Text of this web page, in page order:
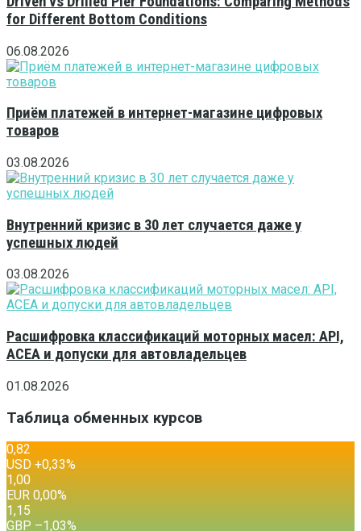
for Different Bottom Conditions
06.08.2026
Приём платежей в интернет-магазине цифровых
товаров
03.08.2026
Внутренний кризис в 30 лет случается даже у
успешных людей
03.08.2026
Расшифровка классификаций моторных масел: API,
ACEA и допуски для автовладельцев
01.08.2026
Таблица обменных курсов
0,82
USD +0,33%
1,00
EUR 0,00%
1,15
GBP –1,03%